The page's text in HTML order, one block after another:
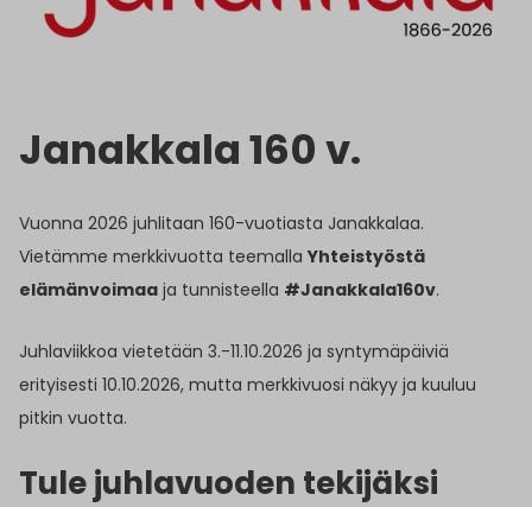
Janakkala 160 v.
Vuonna 2026 juhlitaan 160-vuotiasta Janakkalaa.
Vietämme merkkivuotta teemallaYhteistyöstä
elämänvoimaa ja tunnisteella #Janakkala160v.
Juhlaviikkoa vietetään 3.-11.10.2026 ja syntymäpäiviä
erityisesti 10.10.2026, mutta merkkivuosi näkyy ja kuuluu
pitkin vuotta.
Tule juhlavuoden tekijäksi